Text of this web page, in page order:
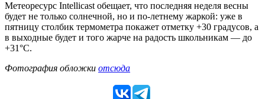
Метеоресурс Intellicast обещает, что последняя неделя весны
будет не только солнечной, но и по-летнему жаркой: уже в
пятницу столбик термометра покажет отметку +30 градусов, а
в выходные будет и того жарче на радость школьникам — до
+31°С.
Фотография обложки отсюда